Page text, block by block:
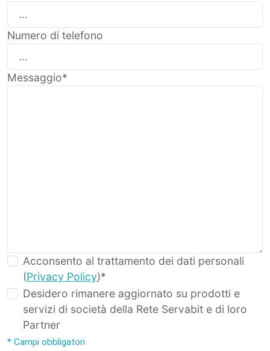
Numero di telefono
Messaggio*
Acconsento al trattamento dei dati personali
(Privacy Policy)*
Desidero rimanere aggiornato su prodotti e
servizi di società della Rete Servabit e di loro
Partner
* Campi obbligatori